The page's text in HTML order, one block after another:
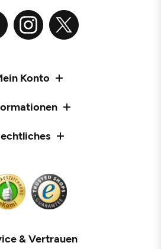
Konto
& Vertrauen